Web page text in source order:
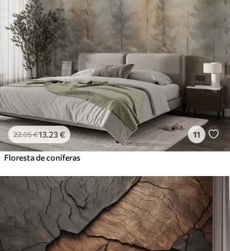
22.05€13 .23€ 11
Floresta de coníferas